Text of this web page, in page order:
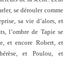
se dérouler comme
sa vie d’alors, et
l’ombre de Tapie se
et encore Robert, et
et Poulou, et